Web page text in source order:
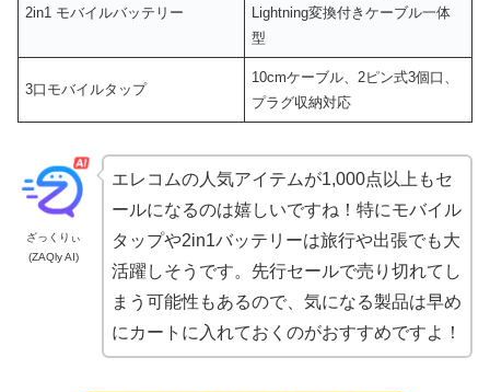
2in1 モバイルバッテリー
Lightning変換付きケーブル一体
型
3口モバイルタップ
10cmケーブル、2ピン式3個口、
プラグ収納対応
ざっくりぃ
(ZAQly AI)
エレコムの人気アイテムが1,000点以上もセ
ールになるのは嬉しいですね！特にモバイル
タップや2in1バッテリーは旅行や出張でも大
活躍しそうです。先行セールで売り切れてし
まう可能性もあるので、気になる製品は早め
にカートに入れておくのがおすすめですよ！